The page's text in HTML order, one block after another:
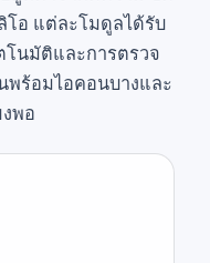
อ แต่ละโมดูลได้รับ
นมัติและการตรวจ
พร้อมไอคอนบางและ
พอ